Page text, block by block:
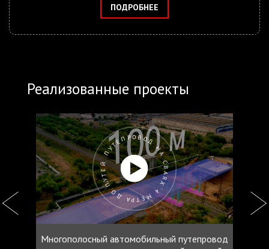
ПОДРОБНЕЕ
Реализованные проекты
ПУТЕПРОВОД НА СВАЯХ 4 МЕТРА ДО ПУТЕЙ
Многополосный автомобильный путепровод